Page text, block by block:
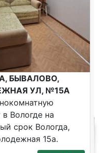
БЫВАЛОВО,
УЛ, №15А
в Вологде на
срок Вологда,
15а.